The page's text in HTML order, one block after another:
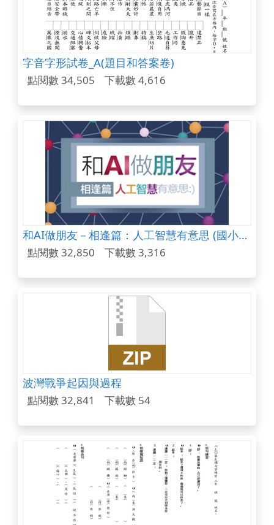
字音字形試卷_A(題目和答案卷)
點閱數 34,505 下載數 4,616
和AI做朋友－相逢篇：人工智慧有意思 (國小教材)
點閱數 32,850 下載數 3,316
波灣戰爭起因與過程
點閱數 32,841 下載數 54